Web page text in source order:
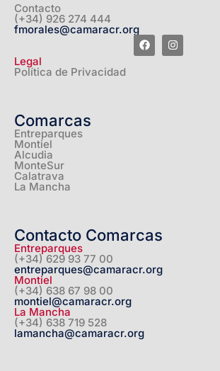
Contacto
(+34) 926 274 444
fmorales@camaracr.org
Legal
Política de Privacidad
Comarcas
Entreparques
Montiel
Alcudia
MonteSur
Calatrava
La Mancha
Contacto Comarcas
Entreparques
(+34) 629 93 77 00
entreparques@camaracr.org
Montiel
(+34) 638 67 98 00
montiel@camaracr.org
La Mancha
(+34) 638 719 528
lamancha@camaracr.org